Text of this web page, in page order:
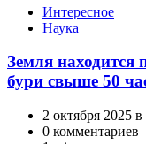
КатегорииИнтересное
Наука
Земля находится
бури свыше 50
2 октября 2025
0 комментариев